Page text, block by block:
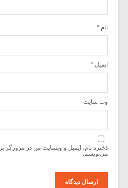
نام *
ایمیل *
وب‌ سایت
ذخیره نام، ایمیل و وبسایت من در مرورگر
می‌نویسم.